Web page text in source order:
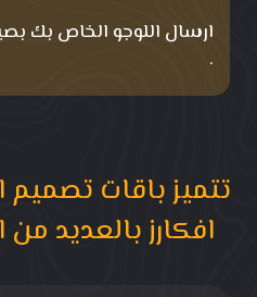
.
تتميز باقات
افكارز بالعديد